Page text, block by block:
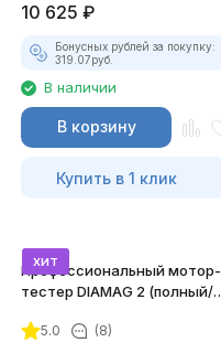
10 625 ₽
Бонусных рублей за покупку:
319.07руб.
В наличии
В корзину
Купить в 1 клик
хит
Профессиональный мотор-
тестер DIAMAG 2 (полный/
5.0 (8)